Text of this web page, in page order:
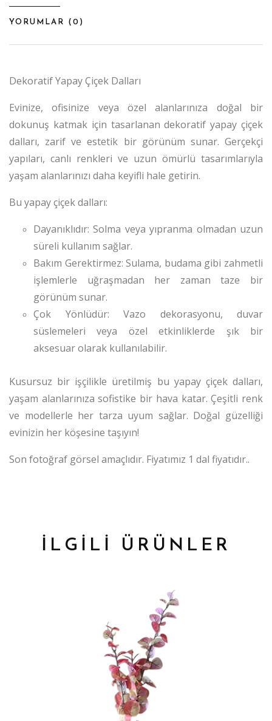
YORUMLAR ( 0 )
Dekoratif Yapay Çiçek Dalları
Evinize, ofisinize veya özel alanlarınıza doğal bir
dokunuş katmak için tasarlanan dekoratif yapay çiçek
dalları, zarif ve estetik bir görünüm sunar. Gerçekçi
yapıları, canlı renkleri ve uzun ömürlü tasarımlarıyla
yaşam alanlarınızı daha keyifli hale getirin.
Bu yapay çiçek dalları:
Dayanıklıdır: Solma veya yıpranma olmadan uzun
süreli kullanım sağlar.
Bakım Gerektirmez: Sulama, budama gibi zahmetli
işlemlerle uğraşmadan her zaman taze bir
görünüm sunar.
Çok Yönlüdür: Vazo dekorasyonu, duvar
süslemeleri veya özel etkinliklerde şık bir
aksesuar olarak kullanılabilir.
Kusursuz bir işçilikle üretilmiş bu yapay çiçek dalları,
yaşam alanlarınıza sofistike bir hava katar. Çeşitli renk
ve modellerle her tarza uyum sağlar. Doğal güzelliği
evinizin her köşesine taşıyın!
Son fotoğraf görsel amaçlıdır. Fiyatımız 1 dal fiyatıdır..
İLGİLİ ÜRÜNLER